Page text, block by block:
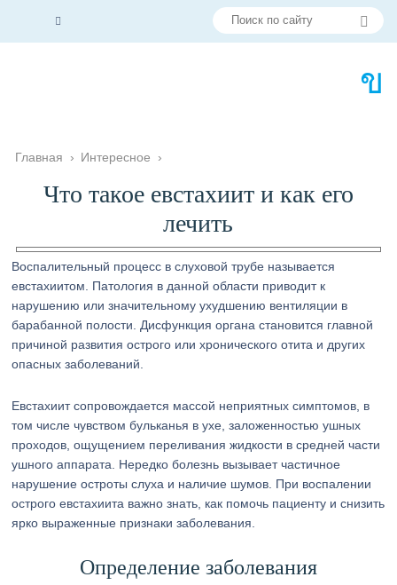
Главная › Интересное ›
Что такое евстахиит и как его
лечить
Воспалительный процесс в слуховой трубе называется
евстахиитом. Патология в данной области приводит к
нарушению или значительному ухудшению вентиляции в
барабанной полости. Дисфункция органа становится главной
причиной развития острого или хронического отита и других
опасных заболеваний.
Евстахиит сопровождается массой неприятных симптомов, в
том числе чувством бульканья в ухе, заложенностью ушных
проходов, ощущением переливания жидкости в средней части
ушного аппарата. Нередко болезнь вызывает частичное
нарушение остроты слуха и наличие шумов. При воспалении
острого евстахиита важно знать, как помочь пациенту и снизить
ярко выраженные признаки заболевания.
Определение заболевания